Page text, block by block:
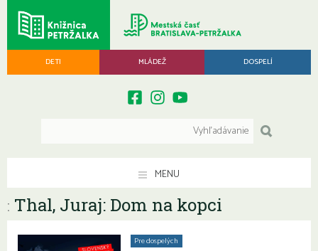
DETI MLÁDEŽ DOSPELÍ
MENU
: Thal, Juraj: Dom na kopci
Pre dospelých